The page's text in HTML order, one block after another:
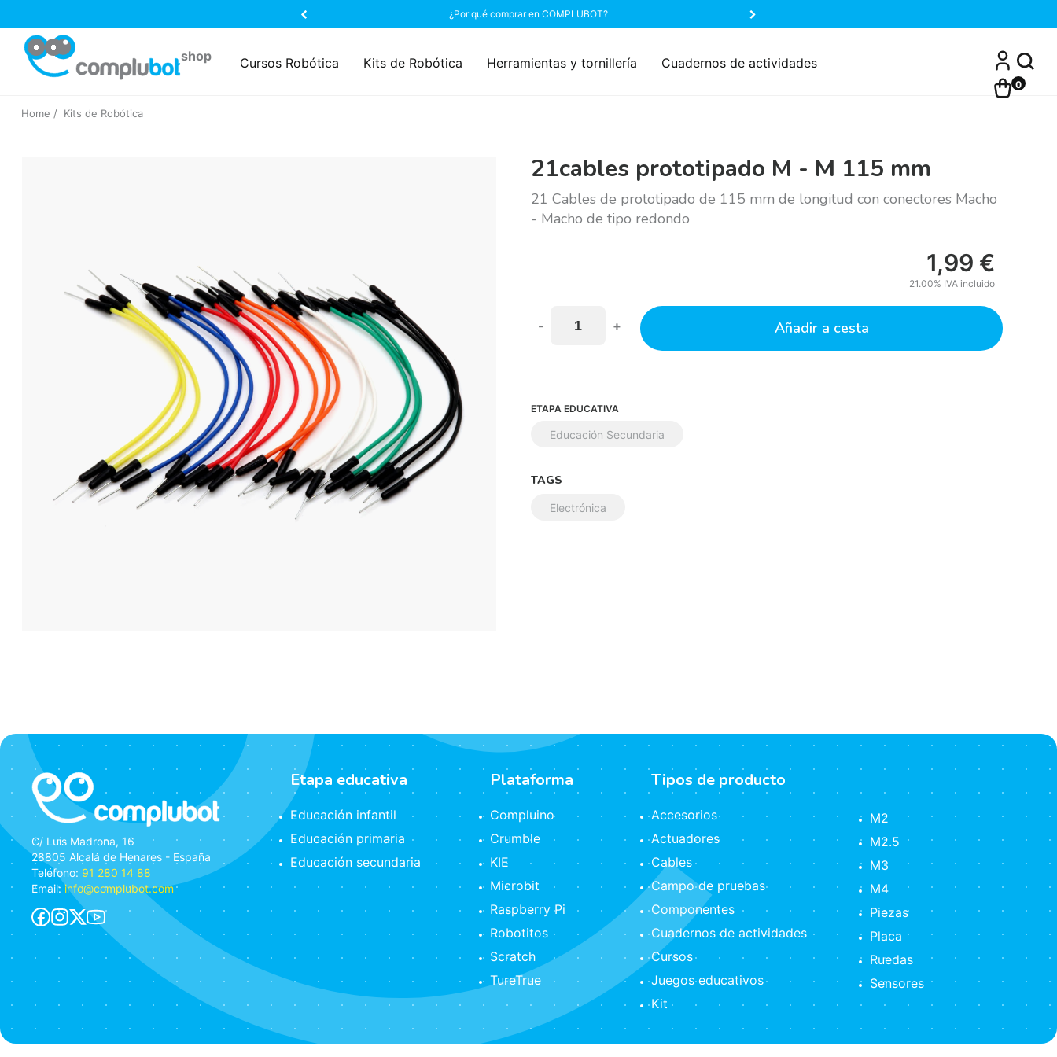
¿Por qué comprar en COMPLUBOT?
0
Cursos Robótica Kits de Robótica Herramientas y tornillería Cuadernos de actividades
Home Kits de Robótica
21cables prototipado M - M 115 mm
21 Cables de prototipado de 115 mm de longitud con conectores Macho
- Macho de tipo redondo
1,99 €
21.00% IVA incluido
- + Añadir a cesta
ETAPA EDUCATIVA
Educación Secundaria
TAGS
Electrónica
C/ Luis Madrona, 16
28805 Alcalá de Henares - España
Teléfono: 91 280 14 88
Email:info@complubot.com
Etapa educativa
Educación infantil
Educación primaria
Educación secundaria
Plataforma
Compluino
Crumble
KIE
Microbit
Raspberry Pi
Robotitos
Scratch
TureTrue
Tipos de producto
Accesorios
Actuadores
Cables
Campo de pruebas
Componentes
Cuadernos de actividades
Cursos
Juegos educativos
Kit
M2
M2.5
M3
M4
Piezas
Placa
Ruedas
Sensores